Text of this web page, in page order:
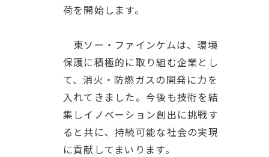
荷を開始します。
東ソー・ファインケムは、環境
保護に積極的に取り組む企業とし
て、消火・防燃ガスの開発に力を
入れてきました。今後も技術を結
集しイノベーション創出に挑戦す
ると共に、持続可能な社会の実現
に貢献してまいります。